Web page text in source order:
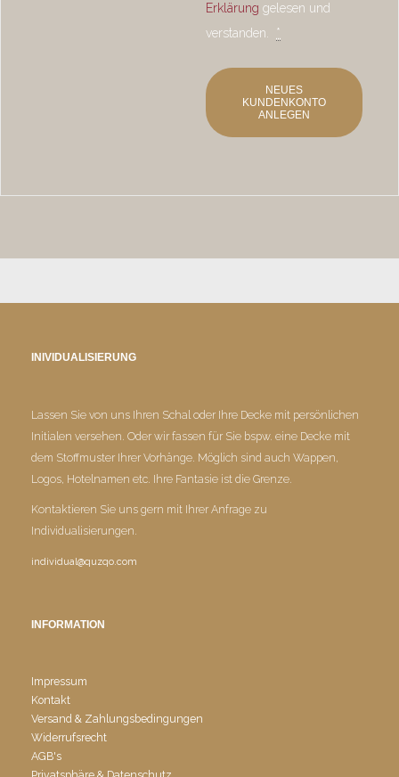
Erklärung gelesen und
verstanden.
*
NEUES
KUNDENKONTO
ANLEGEN
INIVIDUALISIERUNG
Lassen Sie von uns Ihren Schal oder Ihre Decke mit persönlichen
Initialen versehen. Oder wir fassen für Sie bspw. eine Decke mit
dem Stoffmuster Ihrer Vorhänge. Möglich sind auch Wappen,
Logos, Hotelnamen etc. Ihre Fantasie ist die Grenze.
Kontaktieren Sie uns gern mit Ihrer Anfrage zu
Individualisierungen.
individual@quzqo.com
INFORMATION
Impressum
Kontakt
Versand & Zahlungsbedingungen
Widerrufsrecht
AGB's